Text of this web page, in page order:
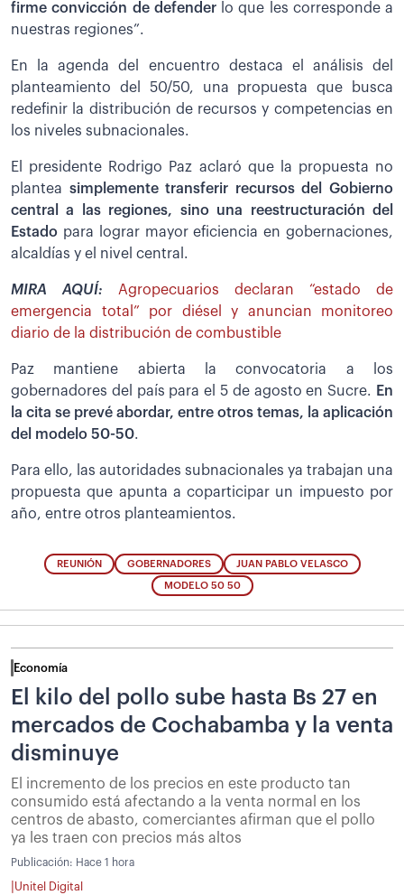
firme convicción de defenderlo que les corresponde a
nuestras regiones”.
En la agenda del encuentro destaca el análisis del
planteamiento del 50/50, una propuesta que busca
redefinir la distribución de recursos y competencias en
los niveles subnacionales.
El presidente Rodrigo Paz aclaró que la propuesta no
plantea simplemente transferir recursos del Gobierno
central a las regiones, sino una reestructuración del
Estado para lograr mayor eficiencia en gobernaciones,
alcaldías y el nivel central.
MIRA AQUÍ:
Agropecuarios declaran “estado de
emergencia total” por diésel y anuncian monitoreo
diario de la distribución de combustible
Paz mantiene abierta la convocatoria a los
gobernadores del país para el 5 de agosto en Sucre.
En
la cita se prevé abordar, entre otros temas, la aplicación
del modelo 50-50.
Para ello, las autoridades subnacionales ya trabajan una
propuesta que apunta a coparticipar un impuesto por
año, entre otros planteamientos.
REUNIÓN GOBERNADORES JUAN PABLO VELASCO
MODELO 50 50
Economía
El kilo del pollo sube hasta Bs 27 en
mercados de Cochabamba y la venta
disminuye
El incremento de los precios en este producto tan
consumido está afectando a la venta normal en los
centros de abasto, comerciantes afirman que el pollo
ya les traen con precios más altos
Publicación: Hace 1 hora
Unitel Digital